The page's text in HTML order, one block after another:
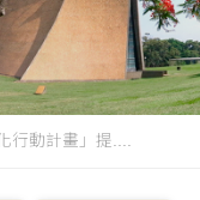
行動計畫」提....